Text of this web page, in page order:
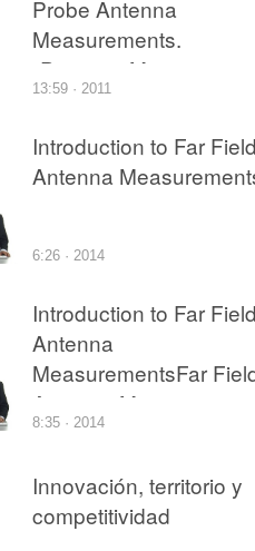
Probe Antenna
Measurements.
"Passive"
13:59 · 2011
Introduction to Far
Antenna
6:26 · 2014
Introduction to Far
Antenna
MeasurementsFar
Antenna
design criteria
8:35 · 2014
Innovación, territorio y
competitividad